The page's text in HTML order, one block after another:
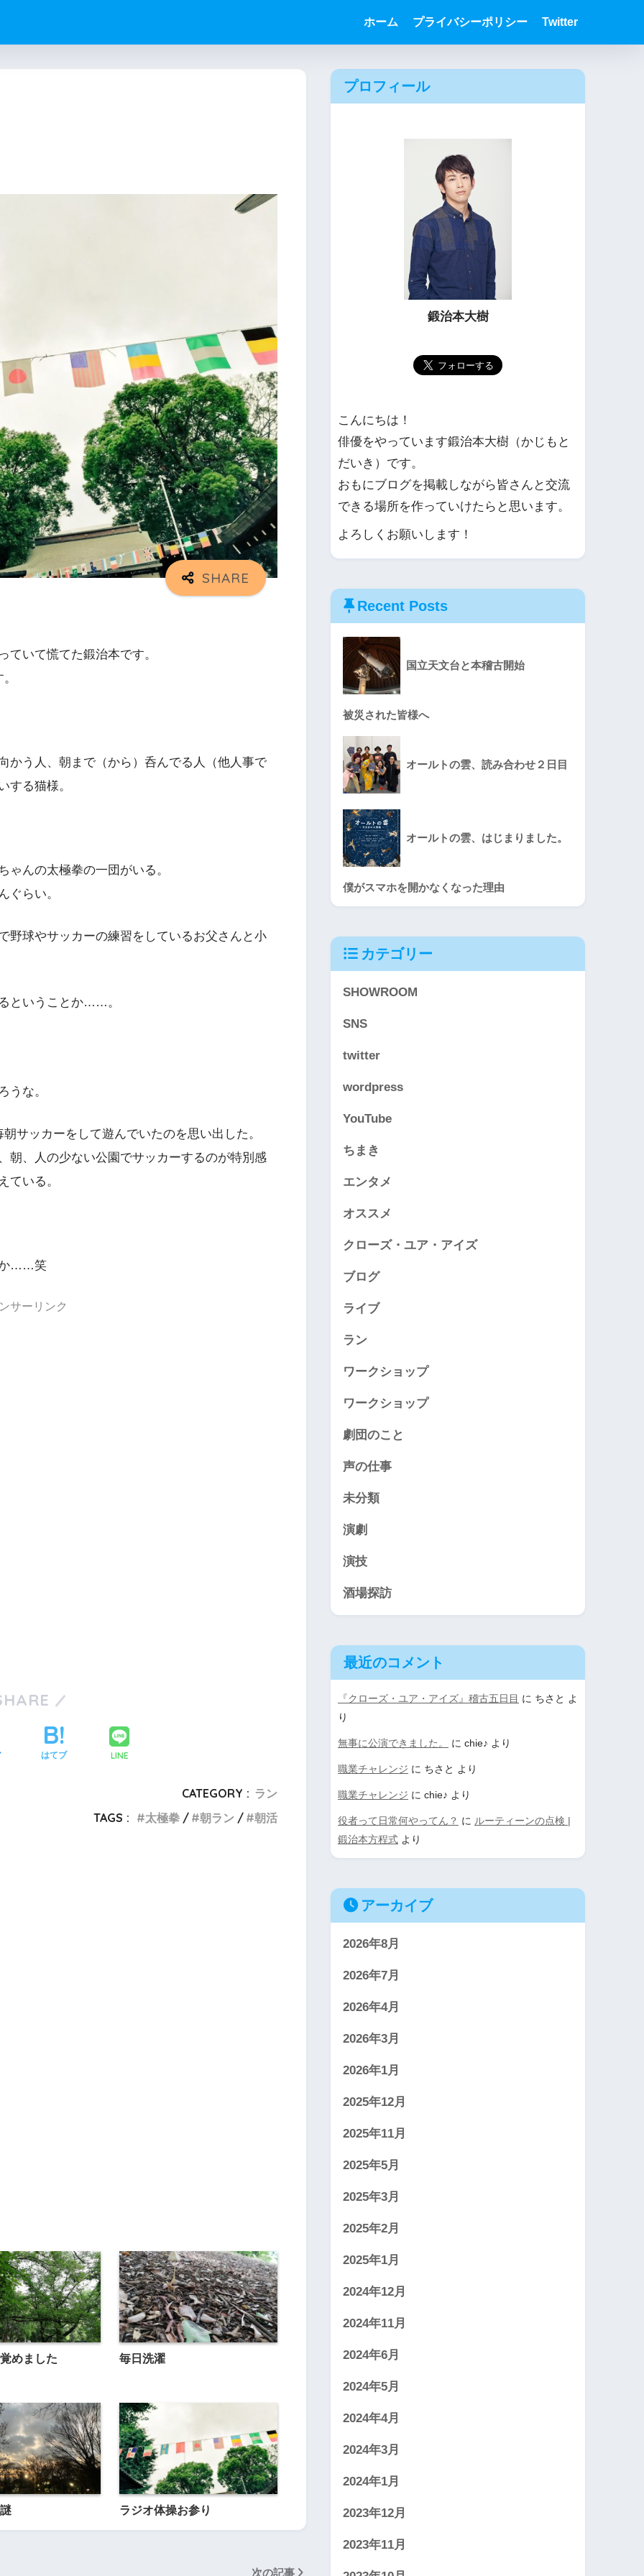
ホーム プライバシーポリシー Twitter
ていて慌てた鍛治本です。
かう人、朝まで（から）呑んでる人（他人事で
する猫様。
ゃんの太極拳の一団がいる。
ぐらい。
野球やサッカーの練習をしているお父さんと小
ということか……。
うな。
サッカーをして遊んでいたのを思い出した。
朝、人の少ない公園でサッカーするのが特別感
ている。
か……笑
サーリンク
はてブ LINE
CATEGORY : ラン
TAGS :
太極拳 朝ラン 朝活
めました 毎日洗濯
ラジオ体操お参り
次の記事
プロフィール
鍛治本大樹
こんにちは！
俳優をやっています鍛治本大樹（かじもと
だいき）です。
おもにブログを掲載しながら皆さんと交流
できる場所を作っていけたらと思います。
よろしくお願いします！
Recent Posts
国立天文台と本稽古開始
被災された皆様へ
オールトの雲、読み合わせ２日目
オールトの雲、はじまりました。
僕がスマホを開かなくなった理由
カテゴリー
SHOWROOM
SNS
twitter
wordpress
YouTube
ちまき
エンタメ
オススメ
クローズ・ユア・アイズ
ブログ
ライブ
ラン
ワークショップ
ワークショップ
劇団のこと
声の仕事
未分類
演劇
演技
酒場探訪
最近のコメント
『クローズ・ユア・アイズ』稽古五日目 に ちさと よ
り
無事に公演できました。 に chie♪ より
職業チャレンジ に ちさと より
職業チャレンジ に chie♪ より
役者って日常何やってん？ に ルーティーンの点検 |
鍛治本方程式 より
アーカイブ
2026年8月
2026年7月
2026年4月
2026年3月
2026年1月
2025年12月
2025年11月
2025年5月
2025年3月
2025年2月
2025年1月
2024年12月
2024年11月
2024年6月
2024年5月
2024年4月
2024年3月
2024年1月
2023年12月
2023年11月